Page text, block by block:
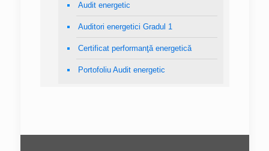
Audit energetic
Auditori energetici Gradul 1
Certificat performanţă energetică
Portofoliu Audit energetic